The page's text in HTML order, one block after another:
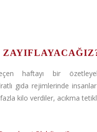
haftayı bir
gıda rejimlerinde
kilo verdiler, acıkma